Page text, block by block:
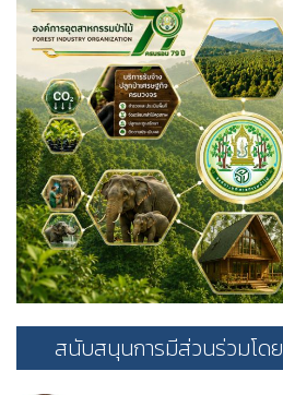
สนับสนุนการมีส่วนร่วมโดย